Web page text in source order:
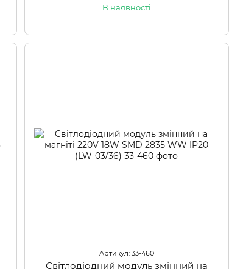
В наявності
Артикул: 33-460
Світлодіодний модуль змінний на